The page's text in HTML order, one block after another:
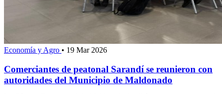
Economía y Agro • 19 Mar 2026
Comerciantes de peatonal Sarandí se reunieron con
autoridades del Municipio de Maldonado